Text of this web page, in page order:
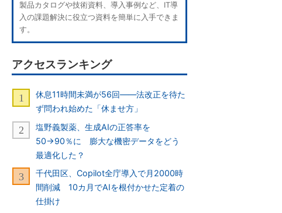
製品カタログや技術資料、導入事例など、IT導
入の課題解決に役立つ資料を簡単に入手できま
す。
アクセスランキング
休息11時間未満が56回――法改正を待た
ず問われ始めた「休ませ方」
塩野義製薬、生成AIの正答率を
50→90％に 膨大な機密データをどう
最適化した？
千代田区、Copilot全庁導入で月2000時
間削減 10カ月でAIを根付かせた定着の
仕掛け